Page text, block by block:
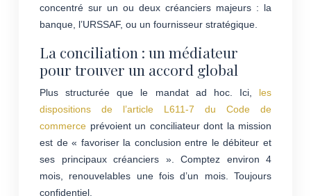
concentré sur un ou deux créanciers majeurs : la
banque, l’URSSAF, ou un fournisseur stratégique.
La conciliation : un médiateur
pour trouver un accord global
Plus structurée que le mandat ad hoc. Ici, les
dispositions de l’article L611-7 du Code de
commerce prévoient un conciliateur dont la mission
est de « favoriser la conclusion entre le débiteur et
ses principaux créanciers ». Comptez environ 4
mois, renouvelables une fois d’un mois. Toujours
confidentiel.